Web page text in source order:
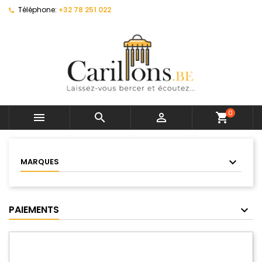
Téléphone: +32 78 251 022
   shopping_cart0
MARQUES
PAIEMENTS